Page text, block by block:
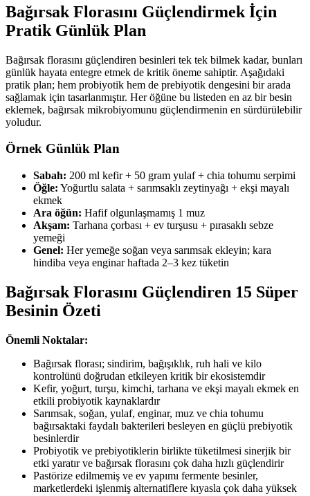
Bağırsak Florasını Güçlendirmek İçin
Pratik Günlük Plan
Bağırsak florasını güçlendiren besinleri tek tek bilmek kadar, bunları
günlük hayata entegre etmek de kritik öneme sahiptir. Aşağıdaki
pratik plan; hem probiyotik hem de prebiyotik dengesini bir arada
sağlamak için tasarlanmıştır. Her öğüne bu listeden en az bir besin
eklemek, bağırsak mikrobiyomunu güçlendirmenin en sürdürülebilir
yoludur.
Örnek Günlük Plan
Sabah: 200 ml kefir + 50 gram yulaf + chia tohumu serpimi
Öğle: Yoğurtlu salata + sarımsaklı zeytinyağı + ekşi mayalı
ekmek
Ara öğün: Hafif olgunlaşmamış 1 muz
Akşam: Tarhana çorbası + ev turşusu + pırasaklı sebze
yemeği
Genel: Her yemeğe soğan veya sarımsak ekleyin; kara
hindiba veya enginar haftada 2–3 kez tüketin
Bağırsak Florasını Güçlendiren 15 Süper
Besinin Özeti
Önemli Noktalar:
Bağırsak florası; sindirim, bağışıklık, ruh hali ve kilo
kontrolünü doğrudan etkileyen kritik bir ekosistemdir
Kefir, yoğurt, turşu, kimchi, tarhana ve ekşi mayalı ekmek en
etkili probiyotik kaynaklardır
Sarımsak, soğan, yulaf, enginar, muz ve chia tohumu
bağırsaktaki faydalı bakterileri besleyen en güçlü prebiyotik
besinlerdir
Probiyotik ve prebiyotiklerin birlikte tüketilmesi sinerjik bir
etki yaratır ve bağırsak florasını çok daha hızlı güçlendirir
Pastörize edilmemiş ve ev yapımı fermente besinler,
marketlerdeki işlenmiş alternatiflere kıyasla çok daha yüksek